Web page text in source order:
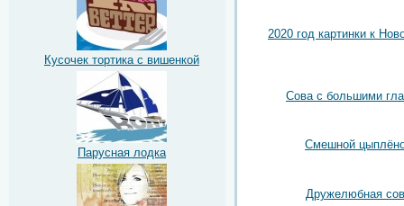
Кусочек тортика с вишенкой
Парусная лодка
2020 год картинки к
Сова с большими
Смешной
Дружелюбная